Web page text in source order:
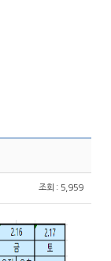
조회 : 5,959